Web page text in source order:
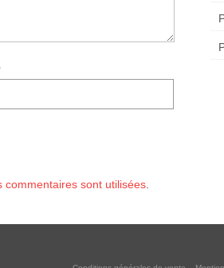
commentaires sont utilisées